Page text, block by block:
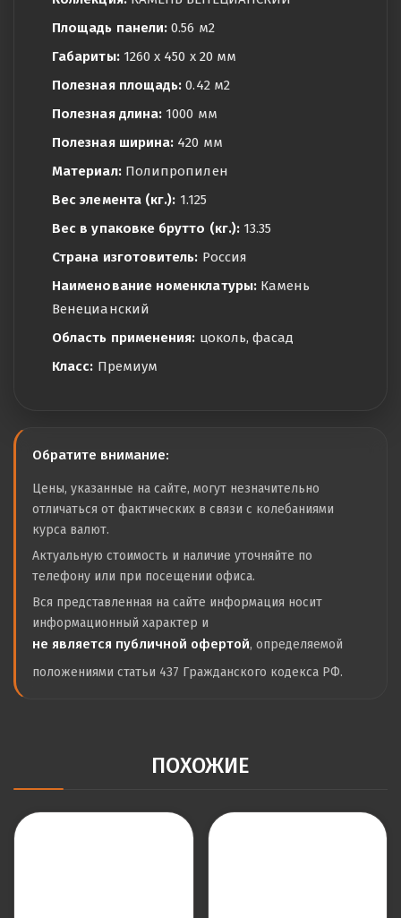
Площадь панели: 0.56 м2
Габариты:1260 x 450 x 20 мм
Полезная площадь: 0.42 м2
Полезная длина: 1000 мм
Полезная ширина: 420 мм
Материал:Полипропилен
Вес элемента (кг.): 1.125
Вес в упаковке брутто (кг.): 13.35
Страна изготовитель: Россия
Наименование номенклатуры:Камень
Венецианский
Область применения: цоколь, фасад
Класс: Премиум
Обратите внимание:
Цены, указанные на сайте, могут незначительно
отличаться от фактических в связи с колебаниями
курса валют.
Актуальную стоимость и наличие уточняйте по
телефону или при посещении офиса.
Вся представленная на сайте информация носит
информационный характер и
не является публичной офертой, определяемой
положениями статьи 437 Гражданского кодекса РФ.
ПОХОЖИЕ